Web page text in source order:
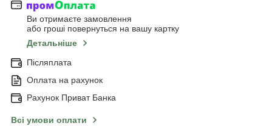
Ви отримаєте замовлення
або гроші повернуться на вашу картку
Детальніше
Післяплата
Оплата на рахунок
Рахунок Приват Банка
Всі умови оплати